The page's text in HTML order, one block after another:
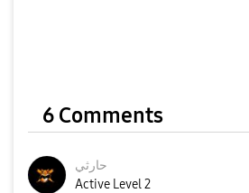
6 Comments
حارثي
Active Level 2